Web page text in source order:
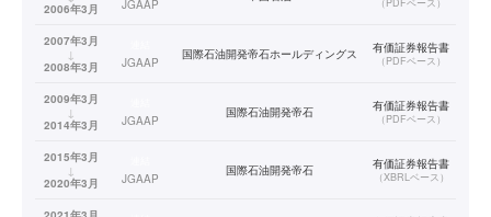
2006年3月
JGAAP
2007年3月
↓
2008年3月
JGAAP
国際石油開発帝石ホールディングス 有価証券報告書
（PDFベース）
2009年3月
↓
2014年3月
JGAAP
国際石油開発帝石 有価証券報告書
（PDFベース）
2015年3月
↓
2020年3月
JGAAP
国際石油開発帝石 有価証券報告書
（XBRLベース）